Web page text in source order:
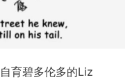
育碧多伦多的Liz